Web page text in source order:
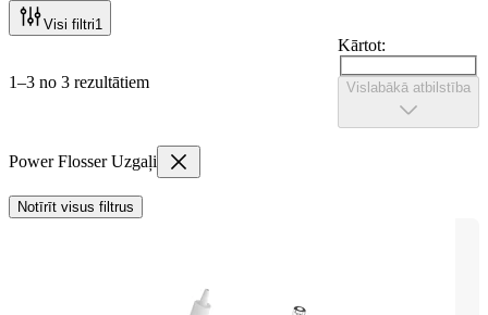
Visi filtri1
1–3 no 3 rezultātiem
Kārtot:
Vislabākā atbilstība
Power Flosser Uzgaļi
Notīrīt visus filtrus